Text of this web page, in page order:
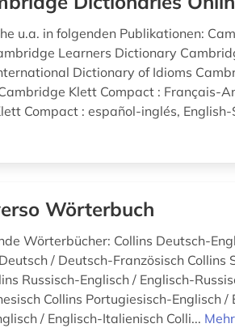
u.a. in folgenden Publikationen:
Learners Dictionary
Dictionary of Idioms
Klett Compact : Français-
Compact : español-inglés,
Wörterbuch
Wörterbücher: Collins Deutsch-
/ Deutsch-Französisch Collins
Russisch-Englisch / Englisch-
Collins Portugiesisch-Englisch
/ Englisch-Italienisch Colli...